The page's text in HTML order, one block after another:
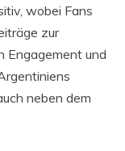
wobei Fans
zur
Engagement und
neben dem